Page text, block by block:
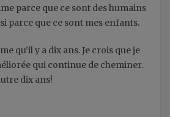
parce que ce sont des humains
parce que ce sont mes enfants.
qu’il y a dix ans. Je crois que je
qui continue de cheminer.
dix ans!